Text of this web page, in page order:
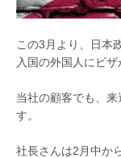
この3月より、日本
入国の外国人にビザ
当社の顧客でも、
す。
社長さんは2月中か